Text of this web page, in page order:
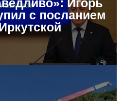
Игорь
с посланием